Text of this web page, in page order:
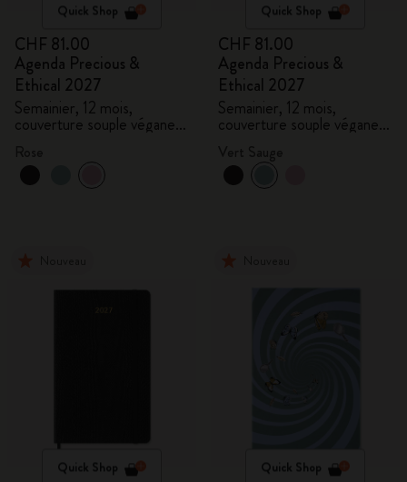
Quick Shop
CHF 81.00
Agenda Precious &
Ethical 2027
Semainier, 12 mois,
couverture souple végane,
Quick Shop
CHF 81.00
Agenda Precious &
Ethical 2027
Semainier, 12 mois,
couverture souple végane,
Quick Shop Quick Shop